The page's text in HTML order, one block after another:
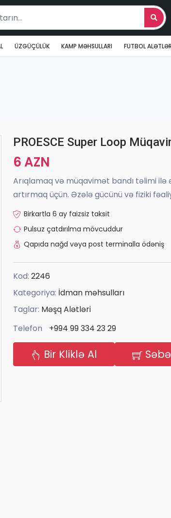
ÜZGÜÇÜLÜK KAMP MƏHSULLARI FUTBOL
PROESCE Super Loop
6 AZN
Arıqlamaq və müqavimət bandı təlimi ilə
artırmaq üçün. Əzələ gücünü və fiziki
Birkartla 6 ay faizsiz taksit
Pulsuz çatdırılma mövcuddur
Qapıda nağd vəya post terminalla ödəniş
Kod: 2246
Kategoriya: İdman məhsulları
Taglar: Məşq Alətləri
Telefon
+994 99 334 23 29
Bir Kliklə Al